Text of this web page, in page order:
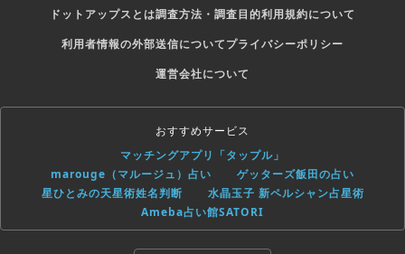
ドットアップスとは調査方法・調査目的利用規約について
利用者情報の外部送信についてプライバシーポリシー
運営会社について
おすすめサービス
マッチングアプリ「タップル」
marouge（マルージュ）占い
ゲッターズ飯田の占い
星ひとみの天星術姓名判断
水晶玉子 新ペルシャン占星術
Ameba占い館SATORI